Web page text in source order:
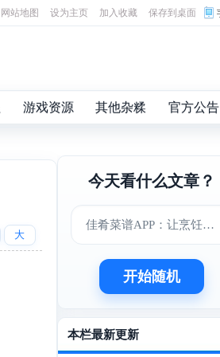
网站地图 设为主页 加入收藏 保存到桌面
游戏资源 其他杂糅 官方公告
大
今天看什么文章？
佳肴菜谱APP：让烹饪变得更简单美味
开始随机
本栏最新更新